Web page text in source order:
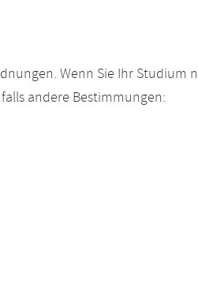
Wenn Sie Ihr Studium
andere Bestimmungen: